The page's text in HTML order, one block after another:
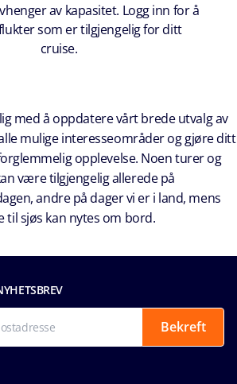
av kapasitet. Logg inn for å
som er tilgjengelig for ditt
cruise.
med å oppdatere vårt brede utvalg av
mulige interesseområder og gjøre ditt
opplevelse. Noen turer og
være tilgjengelig allerede på
andre på dager vi er i land, mens
til sjøs kan nytes om bord.
Bekreft